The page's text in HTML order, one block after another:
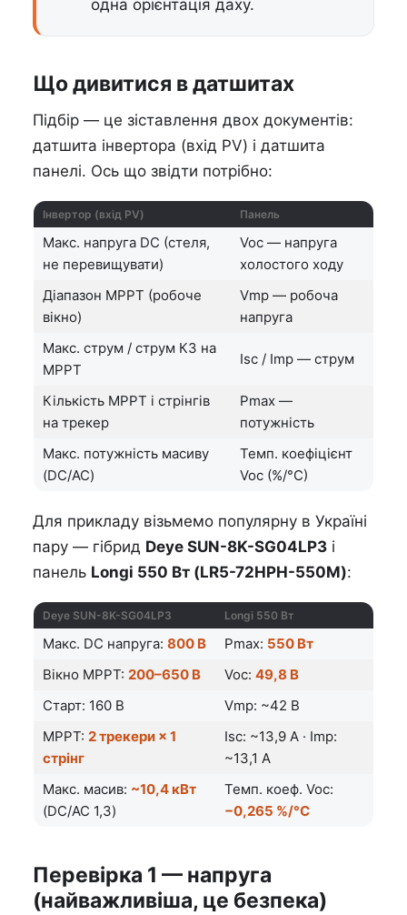
одна орієнтація даху.
Що дивитися в датшитах
Підбір — це зіставлення двох документів:
датшита інвертора (вхід PV) і датшита
панелі. Ось що звідти потрібно:
Інвертор (вхід PV) Панель
Макс. напруга DC (стеля,
не перевищувати)
Voc — напруга
холостого ходу
Діапазон MPPT (робоче
вікно)
Vmp — робоча
напруга
Макс. струм / струм КЗ на
MPPT
Isc / Imp — струм
Кількість MPPT і стрінгів
на трекер
Pmax —
потужність
Макс. потужність масиву
(DC/AC)
Темп. коефіцієнт
Voc (%/°C)
Для прикладу візьмемо популярну в Україні
пару — гібрид Deye SUN-8K-SG04LP3 і
панель Longi 550 Вт (LR5-72HPH-550M):
Deye SUN-8K-SG04LP3 Longi 550 Вт
Макс. DC напруга: 800 В Pmax: 550 Вт
Вікно MPPT: 200–650 В Voc: 49,8 В
Старт: 160 В
Vmp: ~42 В
MPPT: 2 трекери × 1
стрінг
Isc: ~13,9 А · Imp:
~13,1 А
Макс. масив: ~10,4 кВт
(DC/AC 1,3)
Темп. коеф. Voc:
−0,265 %/°C
Перевірка 1 — напруга
(найважливіша, це безпека)